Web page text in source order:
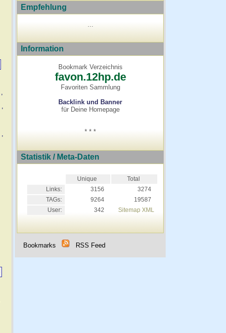
,
,
,
Empfehlung
Information
Bookmark Verzeichnis
favon.12hp.de
Favoriten Sammlung
Backlink und Banner
für Deine Homepage
* * *
Statistik / Meta-Daten
Unique
Total
Links:
3156
3274
TAGs:
9264
19587
User:
342 Sitemap XML
Bookmarks RSS Feed